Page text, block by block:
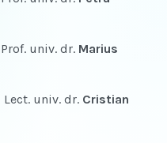
Prof. univ. dr. Marius
Lect. univ. dr. Cristian